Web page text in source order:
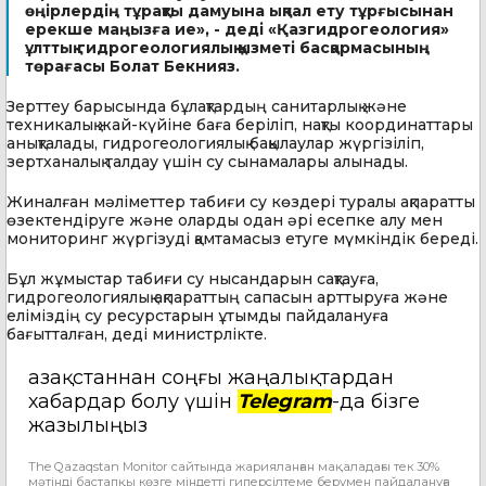
өңірлердің тұрақты дамуына ықпал ету тұрғысынан
ерекше маңызға ие», - деді «Қазгидрогеология»
ұлттық гидрогеологиялық қызметі басқармасының
төрағасы Болат Бекнияз.
Зерттеу барысында бұлақтардың санитарлық және
техникалық жай-күйіне баға беріліп, нақты координаттары
анықталады, гидрогеологиялық бақылаулар жүргізіліп,
зертханалық талдау үшін су сынамалары алынады.
Жиналған мәліметтер табиғи су көздері туралы ақпаратты
өзектендіруге және оларды одан әрі есепке алу мен
мониторинг жүргізуді қамтамасыз етуге мүмкіндік береді.
Бұл жұмыстар табиғи су нысандарын сақтауға,
гидрогеологиялық ақпараттың сапасын арттыруға және
еліміздің су ресурстарын ұтымды пайдалануға
бағытталған, деді министрлікте.
Қазақстаннан соңғы жаңалықтардан
хабардар болу үшін Telegram-да бізге
жазылыңыз
The Qazaqstan Monitor сайтында жарияланған мақаладағы тек 30%
мәтінді бастапқы көзге міндетті гиперсілтеме берумен пайдалануға